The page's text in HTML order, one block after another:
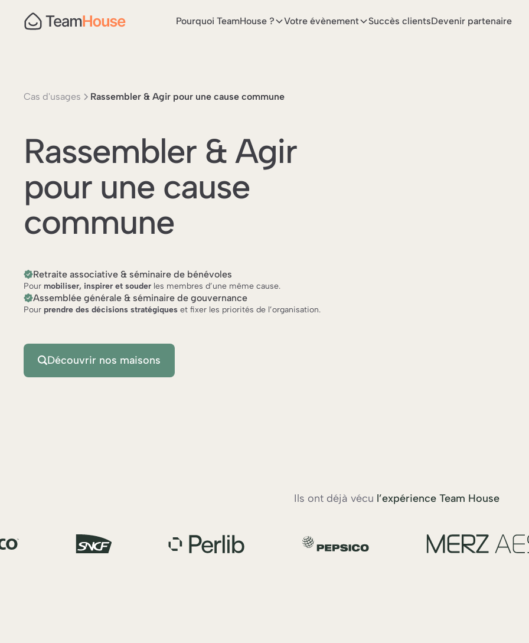
Pourquoi TeamHouse ? Votre évènement Succès clientsDevenir partenaire
Cas d'usages Rassembler & Agir pour une cause commune
Rassembler & Agir
pour une cause
commune
Retraite associative & séminaire de bénévoles
Pour mobiliser, inspirer et souder les membres d’une même cause.
Assemblée générale & séminaire de gouvernance
Pour prendre des décisions stratégiques et fixer les priorités de l’organisation.
Découvrir nos maisons
Ils ont déjà vécu l’expérience Team House